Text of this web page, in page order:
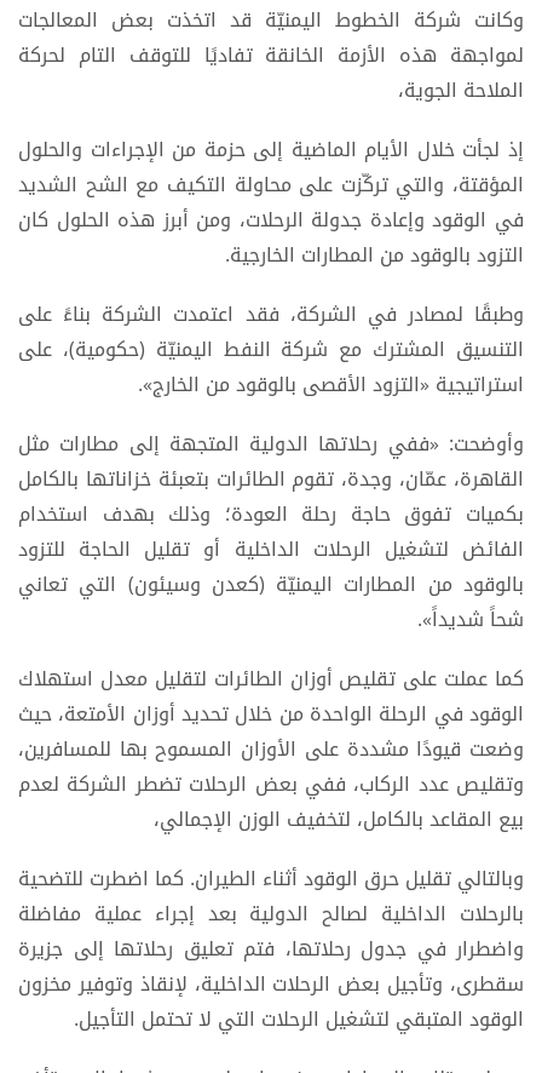
وكانت شركة الخطوط اليمنيّة قد اتخذت بعض المعالجات
لمواجهة هذه الأزمة الخانقة تفاديًا للتوقف التام لحركة
الملاحة الجوية،
إذ لجأت خلال الأيام الماضية إلى حزمة من الإجراءات والحلول
المؤقتة، والتي تركّزت على محاولة التكيف مع الشح الشديد
في الوقود وإعادة جدولة الرحلات، ومن أبرز هذه الحلول كان
التزود بالوقود من المطارات الخارجية.
وطبقًا لمصادر في الشركة، فقد اعتمدت الشركة بناءً على
التنسيق المشترك مع شركة النفط اليمنيّة (حكومية)، على
استراتيجية «التزود الأقصى بالوقود من الخارج».
وأوضحت: «ففي رحلاتها الدولية المتجهة إلى مطارات مثل
القاهرة، عمّان، وجدة، تقوم الطائرات بتعبئة خزاناتها بالكامل
بكميات تفوق حاجة رحلة العودة؛ وذلك بهدف استخدام
الفائض لتشغيل الرحلات الداخلية أو تقليل الحاجة للتزود
بالوقود من المطارات اليمنيّة (كعدن وسيئون) التي تعاني
شحاً شديداً».
كما عملت على تقليص أوزان الطائرات لتقليل معدل استهلاك
الوقود في الرحلة الواحدة من خلال تحديد أوزان الأمتعة، حيث
وضعت قيودًا مشددة على الأوزان المسموح بها للمسافرين،
وتقليص عدد الركاب، ففي بعض الرحلات تضطر الشركة لعدم
بيع المقاعد بالكامل، لتخفيف الوزن الإجمالي،
وبالتالي تقليل حرق الوقود أثناء الطيران. كما اضطرت للتضحية
بالرحلات الداخلية لصالح الدولية بعد إجراء عملية مفاضلة
واضطرار في جدول رحلاتها، فتم تعليق رحلاتها إلى جزيرة
سقطرى، وتأجيل بعض الرحلات الداخلية، لإنقاذ وتوفير مخزون
الوقود المتبقي لتشغيل الرحلات التي لا تحتمل التأجيل.